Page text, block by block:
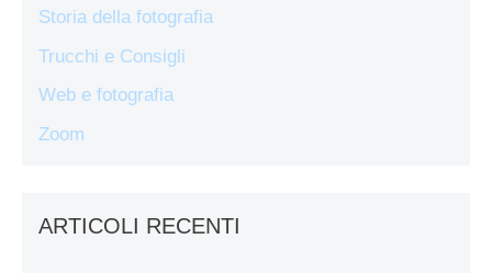
Storia della fotografia
Trucchi e Consigli
Web e fotografia
Zoom
ARTICOLI RECENTI